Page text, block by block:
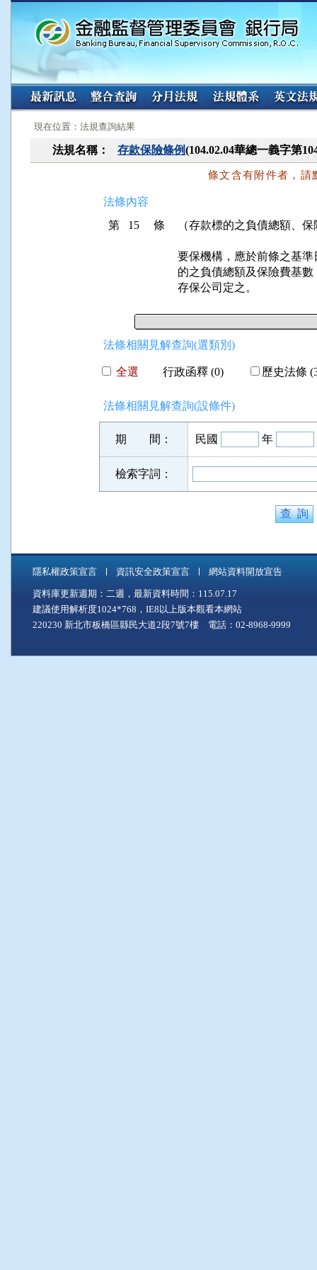
:::
現在位置：法規查詢結果
法規名稱： 存款保險條例(104.02.04華總一義字第
條文含有附件者，請
法條內容
第 15 條
（存款標的之負債總額、
要保機構，應於前條之基
的之負債總額及保險費基
存保公司定之。
法條相關見解查詢(選類別)
全選 行政函釋 (0) 歷史法條
法條相關見解查詢(設條件)
期 間： 民國 年
檢索字詞：
隱私權政策宣言 資訊安全政策宣言 網站資料開放宣告
資料庫更新週期：二週，最新資料時間：115.07.17
建議使用解析度1024*768，IE8以上版本觀看本網站
220230 新北市板橋區縣民大道2段7號7樓 電話：02-8968-9999